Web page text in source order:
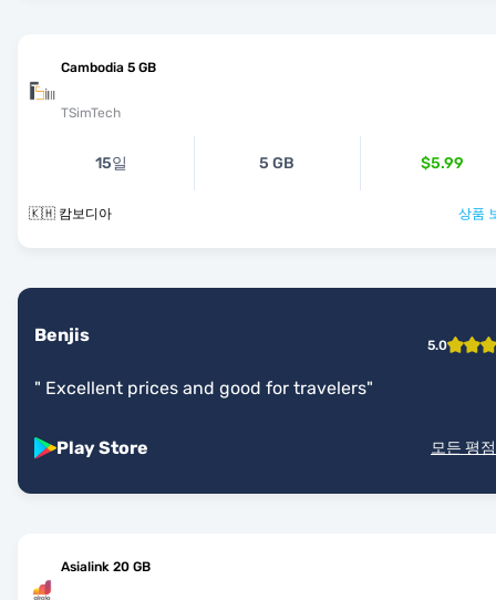
Cambodia 5 GB
TSimTech
15일 5 GB $5.99
🇰🇭 캄보디아 상품
Benjis 5.0
" Excellent prices and good for travelers"
Play Store 모든 평
Asialink 20 GB